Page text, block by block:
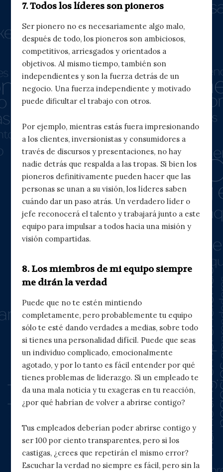
7. Todos los líderes son pioneros
Ser pionero no es necesariamente algo malo,
después de todo, los pioneros son ambiciosos,
competitivos, arriesgados y orientados a
objetivos. Al mismo tiempo, también son
independientes y son la fuerza detrás de un
negocio. Una fuerza independiente y motivado
puede dificultar el trabajo con otros.
Por ejemplo, mientras estás fuera impresionando
a los clientes, inversionistas y consumidores a
través de discursos y presentaciones, no hay
nadie detrás que respalda a las tropas. Si bien los
pioneros definitivamente pueden hacer que las
personas se unan a su visión, los líderes saben
cuándo dar un paso atrás. Un verdadero líder o
jefe reconocerá el talento y trabajará junto a este
equipo para impulsar a todos hacia una misión y
visión compartidas.
8. Los miembros de mi equipo siempre
me dirán la verdad
Puede que no te estén mintiendo
completamente, pero probablemente tu equipo
sólo te esté dando verdades a medias, sobre todo
si tienes una personalidad difícil. Puede que seas
un individuo complicado, emocionalmente
agotado, y por lo tanto es fácil entender por qué
tienes problemas de liderazgo. Si un empleado te
da una mala noticia y tu exageras en tu reacción,
¿por qué habrían de volver a abrirse contigo?
Tus empleados deberían poder abrirse contigo y
ser 100 por ciento transparentes, pero si los
castigas, ¿crees que repetirán el mismo error?
Escuchar la verdad no siempre es fácil, pero sin la